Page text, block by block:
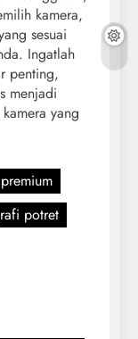
kamera,
sesuai
Ingatlah
penting,
menjadi
yang
potret